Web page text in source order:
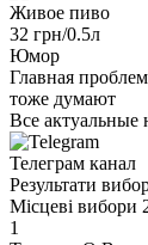
Живое пиво
32 грн/0.5л
Юмор
Главная
тоже думают
Все актуальные
Телеграм канал
Результати
Місцеві вибори
1